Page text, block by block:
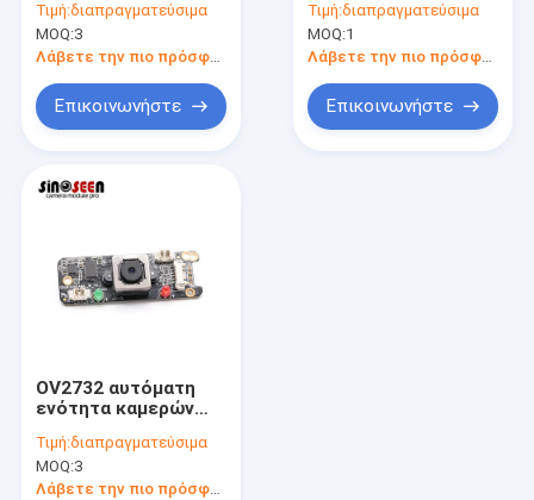
Frames DVP
Παράλληλη θύρα για
ανίχνευση δέρματος
Τιμή:διαπραγματεύσιμα
MOQ:3
Λάβετε την πιο πρόσφατη τιμή
Επικοινωνήστε
ιατρική ενότητα
καμερών
μικροϋπολογιστών
OV9734
Τιμή:διαπραγματεύσιμα
MOQ:1
Επικοινωνήστε
OV2732 αυτόματη
ενότητα καμερών
αισθητήρων 1080P
USB Webcam
Τιμή:διαπραγματεύσιμα
MOQ:3
Λάβετε την πιο πρόσφατη τιμή